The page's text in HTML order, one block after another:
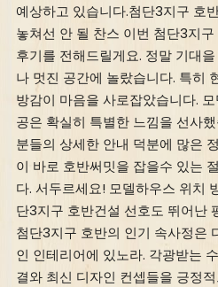
예상하고 있습니다.첨단3지구 호
놓쳐선 안 될 찬스 이번 첨단3지
후기를 전해드릴게요. 정말 기대
나 멋진 공간에 놀랐습니다. 특히
방감이 마음을 사로잡았습니다.
공은 확실히 특별한 느낌을 선사
분들의 상세한 안내 덕분에 많은
이 바로 호반써밋을 잡을수 있는
다. 서두르세요! 모델하우스 위치
단3지구 호반건설 선호도 뛰어난
첨단3지구 호반의 인기 속사정은
인 인테리어에 있노라. 각광받는
결와 최신 디자인 컨셉들을 긍정